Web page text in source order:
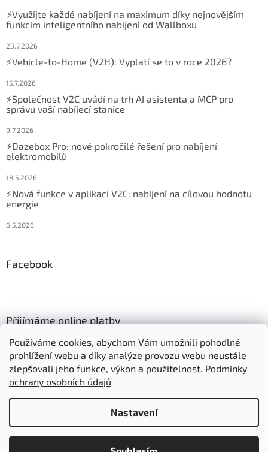
Používáme cookies, abychom Vám umožnili pohodlné
prohlížení webu a díky analýze provozu webu neustále
zlepšovali jeho funkce, výkon a použitelnost. Podmínky
ochrany osobních údajů
Nastavení
Položky označené "Skladem" expedujeme:
- objednáno do 10:00 ve stejný den
⚡Využijte každé nabíjení na maximum díky nejnovějším
funkcím inteligentního nabíjení od Wallboxu
23.7.2026
⚡Vehicle-to-Home (V2H): Vyplatí se to v roce 2026?
15.7.2026
⚡Společnost V2C uvádí na trh AI asistenta a MCP pro
správu vaší nabíjecí stanice
9.7.2026
⚡Dazebox Pro: nové pokročilé řešení pro nabíjení
elektromobilů
18.5.2026
⚡Nová funkce v aplikaci V2C: nabíjení na cílovou hodnotu
energie
6.5.2026
Facebook
Přijímáme online platby